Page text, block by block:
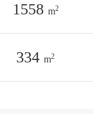
1558 m2
334 m2